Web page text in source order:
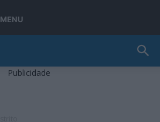
MENU
Publicidade